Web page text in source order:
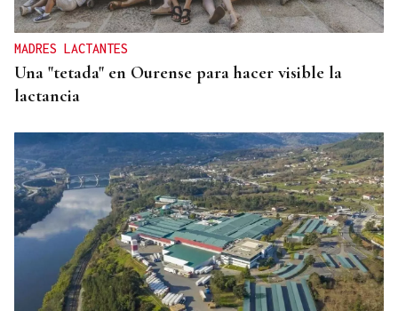
MADRES LACTANTES
Una "tetada" en Ourense para hacer visible la
lactancia